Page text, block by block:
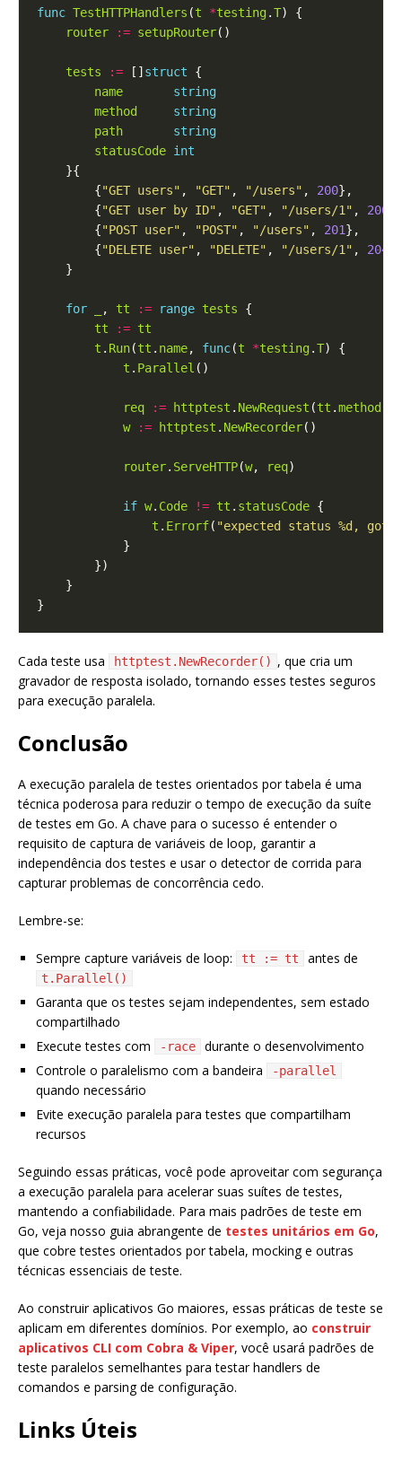
func TestHTTPHandlers (t *testing.T
router
:= setupRouter
tests := [] struct
name
string
method
string
path
string
statusCode int
        {
"GET users" , "GET" , "/users" , 200
        {
"GET user by ID" , "GET" , "/users/1" , 200
        {
"POST user" , "POST" , "/users" , 201
        {
"DELETE user" , "DELETE" , "/users/1" , 204
for , tt := range tests
tt
:= tt
t . Run(tt . name, func(t *testing.T
t . Parallel
req := httptest . NewRequest (tt .method
w
:= httptest . NewRecorder
router. ServeHTTP(w, req
if w. Code != tt . statusCode
t . Errorf( "expected status %d, got
Cada teste usa httptest.NewRecorder() , que cria um
gravador de resposta isolado, tornando esses testes seguros
para execução paralela.
Conclusão
A execução paralela de testes orientados por tabela é uma
técnica poderosa para reduzir o tempo de execução da suíte
de testes em Go. A chave para o sucesso é entender o
requisito de captura de variáveis de loop, garantir a
independência dos testes e usar o detector de corrida para
capturar problemas de concorrência cedo.
Lembre-se:
Sempre capture variáveis de loop: tt := tt antes de
t.Parallel()
Garanta que os testes sejam independentes, sem estado
compartilhado
Execute testes com
-race
durante o desenvolvimento
Controle o paralelismo com a bandeira
-parallel
quando necessário
Evite execução paralela para testes que compartilham
recursos
Seguindo essas práticas, você pode aproveitar com segurança
a execução paralela para acelerar suas suítes de testes,
mantendo a confiabilidade. Para mais padrões de teste em
Go, veja nosso guia abrangente de testes unitários em Go,
que cobre testes orientados por tabela, mocking e outras
técnicas essenciais de teste.
Ao construir aplicativos Go maiores, essas práticas de teste se
aplicam em diferentes domínios. Por exemplo, ao construir
aplicativos CLI com Cobra & Viper, você usará padrões de
teste paralelos semelhantes para testar handlers de
comandos e parsing de configuração.
Links Úteis